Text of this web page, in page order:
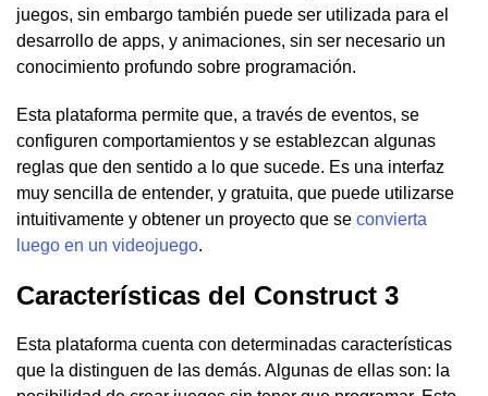
juegos, sin embargo también puede ser utilizada para el
desarrollo de apps, y animaciones, sin ser necesario un
conocimiento profundo sobre programación.
Esta plataforma permite que, a través de eventos, se
configuren comportamientos y se establezcan algunas
reglas que den sentido a lo que sucede. Es una interfaz
muy sencilla de entender, y gratuita, que puede utilizarse
intuitivamente y obtener un proyecto que se convierta
luego en un videojuego.
Características del Construct 3
Esta plataforma cuenta con determinadas características
que la distinguen de las demás. Algunas de ellas son: la